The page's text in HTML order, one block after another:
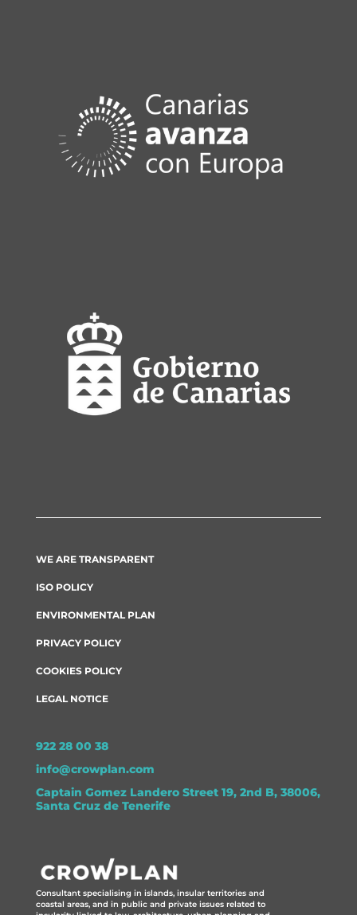
WE ARE TRANSPARENT
ISO POLICY
ENVIRONMENTAL PLAN
PRIVACY POLICY
COOKIES POLICY
LEGAL NOTICE
922 28 00 38
info@crowplan.com
Captain Gomez Landero Street 19, 2nd B, 38006,
Santa Cruz de Tenerife
Consultant specialising in islands, insular territories and
coastal areas, and in public and private issues related to